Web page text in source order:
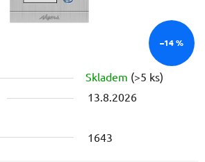
Skladem (>5 ks)
13.8.2026
1643
–14 %